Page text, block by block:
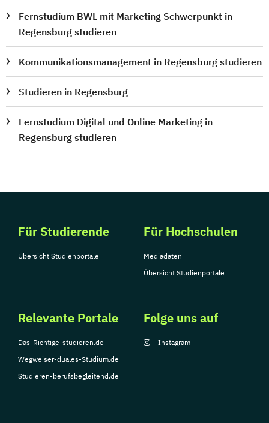
Fernstudium BWL mit Marketing Schwerpunkt in
Regensburg studieren
Kommunikationsmanagement in Regensburg studieren
Studieren in Regensburg
Fernstudium Digital und Online Marketing in
Regensburg studieren
Für Studierende
Übersicht Studienportale
Für Hochschulen
Mediadaten
Übersicht Studienportale
Relevante Portale
Das-Richtige-studieren.de
Wegweiser-duales-Studium.de
Studieren-berufsbegleitend.de
Folge uns auf
Instagram